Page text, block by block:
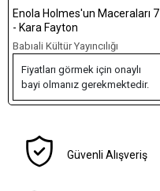
Enola Holmes'un Maceraları 7
- Kara Fayton
Babıali Kültür Yayıncılığı
Fiyatları görmek için onaylı
bayi olmanız gerekmektedir.
Güvenli Alışveriş